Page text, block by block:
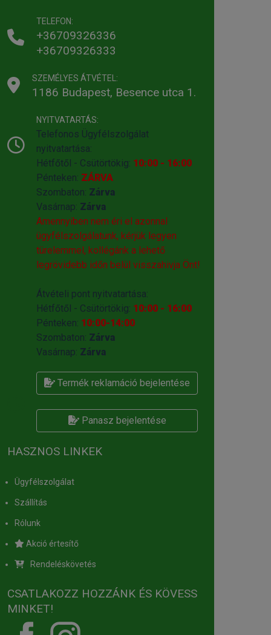
TELEFON:
+36709326336
+36709326333
SZEMÉLYES ÁTVÉTEL:
1186 Budapest, Besence utca 1.
NYITVATARTÁS:
Telefonos Ügyfélszolgálat
nyitvatartása:
Hétfőtől - Csütörtökig: 10:00 - 16:00
Pénteken: ZÁRVA
Szombaton: Zárva
Vasárnap: Zárva
Amennyiben nem éri el azonnal
ügyfélszolgálatunk, kérjük legyen
türelemmel, kollégánk a lehető
legrövidebb időn belül visszahivja Önt!
Átvételi pont nyitvatartása:
Hétfőtől - Csütörtökig: 10:00 - 16:00
Pénteken: 10:00-14:00
Szombaton: Zárva
Vasárnap: Zárva
Termék reklamáció bejelentése
Panasz bejelentése
HASZNOS LINKEK
Ügyfélszolgálat
Szállítás
Rólunk
Akció értesítő
Rendeléskövetés
CSATLAKOZZ HOZZÁNK ÉS KÖVESS
MINKET!